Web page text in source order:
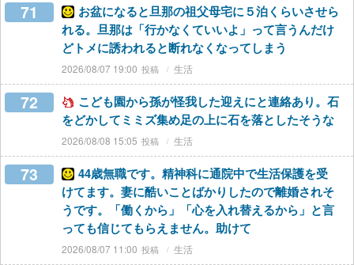
71
お盆になると旦那の祖父母宅に５泊くらいさせら
れる。旦那は「行かなくていいよ」って言うんだけ
どトメに誘われると断れなくなってしまう
2026/08/07 19:00 生活
72
こども園から孫が怪我した迎えにと連絡あり。石
をどかしてミミズ集め足の上に石を落としたそうな
2026/08/08 15:05 生活
73
44歳無職です。精神科に通院中で生活保護を受
けてます。妻に酷いことばかりしたので離婚されそ
うです。「働くから」「心を入れ替えるから」と言
っても信じてもらえません。助けて
2026/08/07 11:00 生活